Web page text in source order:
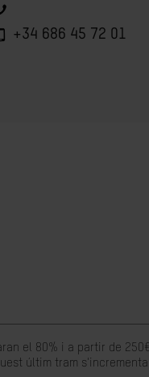
+34 686 45 72 01
el 80% i a partir de
últim tram